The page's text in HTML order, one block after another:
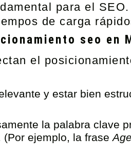
para el
de carga
seo en
el
y estar bien
la palabra clave
(Por ejemplo, la frase